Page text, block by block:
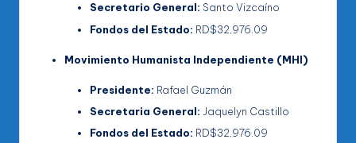
Secretario General: Santo Vizcaíno
Fondos del Estado: RD$32,976.09
Movimiento Humanista Independiente (MHI)
Presidente: Rafael Guzmán
Secretaria General: Jaquelyn Castillo
Fondos del Estado: RD$32,976.09